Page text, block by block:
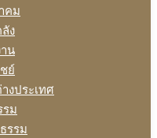
คม
ง
น
ย์
งประเทศ
รม
รรม